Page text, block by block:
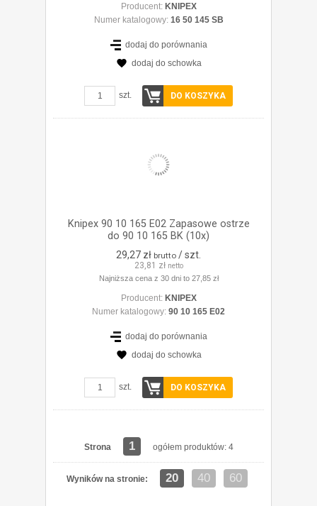
Producent: KNIPEX
Numer katalogowy: 16 50 145 SB
dodaj do porównania
dodaj do schowka
szt. DO KOSZYKA
Knipex 90 10 165 E02 Zapasowe ostrze
do 90 10 165 BK (10x)
29,27 zł brutto / szt.
23,81 zł netto
Najniższa cena z 30 dni to 27,85 zł
Producent: KNIPEX
Numer katalogowy: 90 10 165 E02
dodaj do porównania
dodaj do schowka
szt. DO KOSZYKA
Strona 1 ogółem produktów: 4
Wyników na stronie: 20 40 60